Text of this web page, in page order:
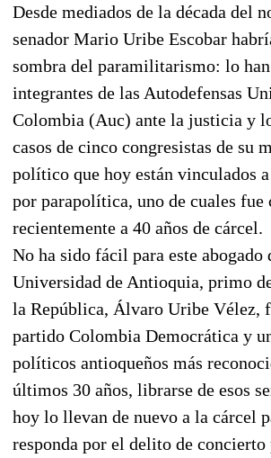
Desde mediados de la década del
senador Mario Uribe Escobar
sombra del paramilitarismo: lo
integrantes de las Autodefensas
Colombia (Auc) ante la justicia y
casos de cinco congresistas de su
político que hoy están vinculados
por parapolítica, uno de cuales fue
recientemente a 40 años de cárcel.
No ha sido fácil para este abogado
Universidad de Antioquia, primo
la República, Álvaro Uribe Vélez,
partido Colombia Democrática y
políticos antioqueños más
últimos 30 años, librarse de esos
hoy lo llevan de nuevo a la cárcel
responda por el delito de